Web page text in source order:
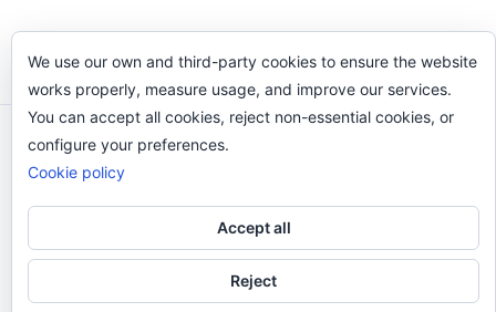
Odi O'Malley © 2016-2025. Todos Los Derechos
We use our own and third-party cookies to ensure the website
works properly, measure usage, and improve our services.
You can accept all cookies, reject non-essential cookies, or
configure your preferences.
Cookie policy
Accept all
Reject